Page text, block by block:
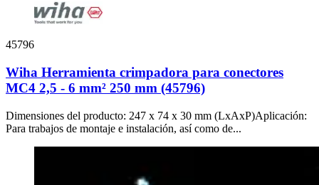
45796
Wiha Herramienta crimpadora para conectores
MC4 2,5 - 6 mm² 250 mm (45796)
Dimensiones del producto: 247 x 74 x 30 mm (LxAxP)Aplicación:
Para trabajos de montaje e instalación, así como de...